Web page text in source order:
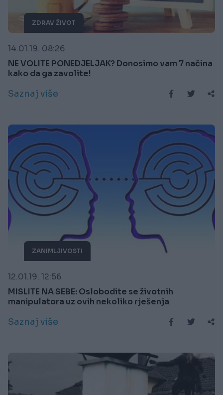
ZDRAV ŽIVOT
14.01.19. 08:26
NE VOLITE PONEDJELJAK? Donosimo vam 7 načina
kako da ga zavolite!
Saznaj više
ZANIMLJIVOSTI
12.01.19. 12:56
MISLITE NA SEBE: Oslobodite se životnih
manipulatora uz ovih nekoliko rješenja
Saznaj više